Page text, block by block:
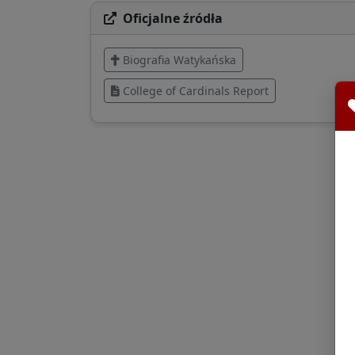
Oficjalne źródła
Biografia Watykańska
College of Cardinals Report